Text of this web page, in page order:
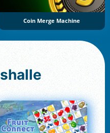
Coin Merge Machine